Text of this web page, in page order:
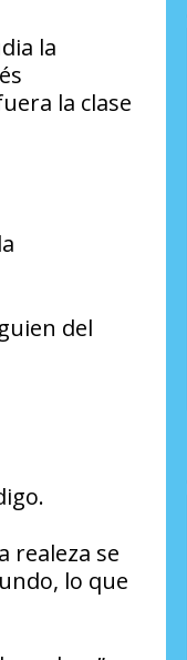
la
la clase
del
realeza se
lo que